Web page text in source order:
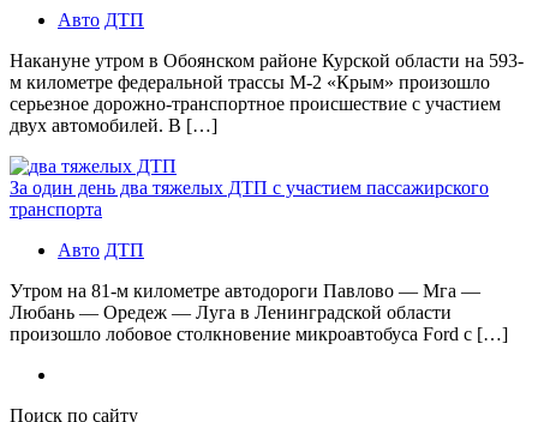
Авто ДТП
Накануне утром в Обоянском районе Курской области на 593-
м километре федеральной трассы М-2 «Крым» произошло
серьезное дорожно-транспортное происшествие с участием
двух автомобилей. В […]
За один день два тяжелых ДТП с участием пассажирского
транспорта
Авто ДТП
Утром на 81-м километре автодороги Павлово — Мга —
Любань — Оредеж — Луга в Ленинградской области
произошло лобовое столкновение микроавтобуса Ford с […]
Поиск по сайту